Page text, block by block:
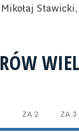
Mikołaj
ZA 2 ZA 3